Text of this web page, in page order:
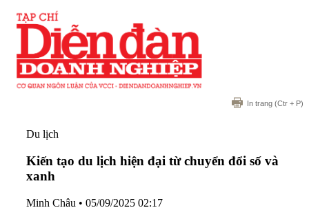
In trang (Ctr + P)
Du lịch
Kiến tạo du lịch hiện đại từ chuyển đổi số và
xanh
Minh Châu • 05/09/2025 02:17